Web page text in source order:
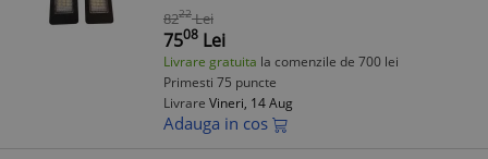
8222 Lei
7508 Lei
Livrare gratuita la comenzile de 700 lei
Primesti 75 puncte
Livrare Vineri, 14 Aug
Adauga in cos